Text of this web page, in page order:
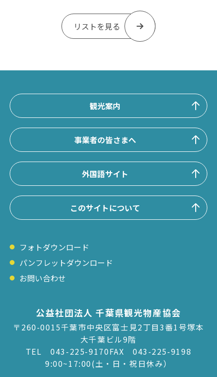
リストを見る
観光案内
事業者の皆さまへ
外国語サイト
このサイトについて
フォトダウンロード
パンフレットダウンロード
お問い合わせ
公益社団法人 千葉県観光物産協会
〒260-0015千葉市中央区富士見2丁目3番1号塚本
大千葉ビル9階
TEL043-225-9170FAX 043-225-9198
9:00~17:00(土・日・祝日休み）